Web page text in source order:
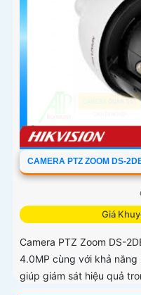
CAMERA PTZ ZOOM DS-
Giá
Camera PTZ Zoom DS-
4.0MP cùng với khả
giúp giám sát hiệu quả